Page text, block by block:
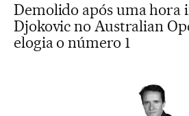
Demolido após uma hora
Djokovic no Australian
elogia o número 1